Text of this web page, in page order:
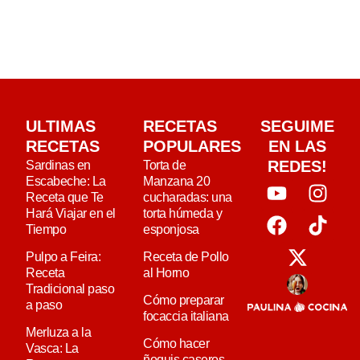
ULTIMAS
RECETAS
Sardinas en
Escabeche: La
Receta que Te
Hará Viajar en el
Tiempo
Pulpo a Feira:
Receta
Tradicional paso
a paso
Merluza a la
Vasca: La
RECETAS
POPULARES
Torta de
Manzana 20
cucharadas: una
torta húmeda y
esponjosa
Receta de Pollo
al Horno
Cómo preparar
focaccia italiana
Cómo hacer
SEGUIME
EN LAS
REDES!